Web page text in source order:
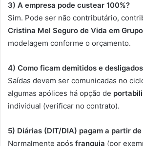
3) A empresa pode custear 100%?
Sim. Pode ser não contributário,
Cristina Mel Seguro de Vida em Grupo
modelagem conforme o orçamento.
4) Como ficam demitidos e
Saídas devem ser comunicadas no
algumas apólices há opção de
individual (verificar no contrato).
5) Diárias (DIT/DIA) pagam a partir
Normalmente após franquia (por